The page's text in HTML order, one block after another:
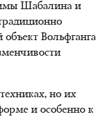
Шабалина и
Вольфганга
но их
и особенно к